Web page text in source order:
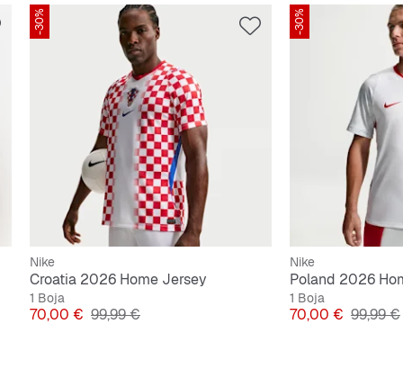
-30%
Nike
Croatia 2026 Home Jersey
1 Boja
Cijena
70,00 € Originalna cijena
99,99 €
-30%
Nike
Poland 2026
1 Boja
Cijena
70,00 € 99,99 €